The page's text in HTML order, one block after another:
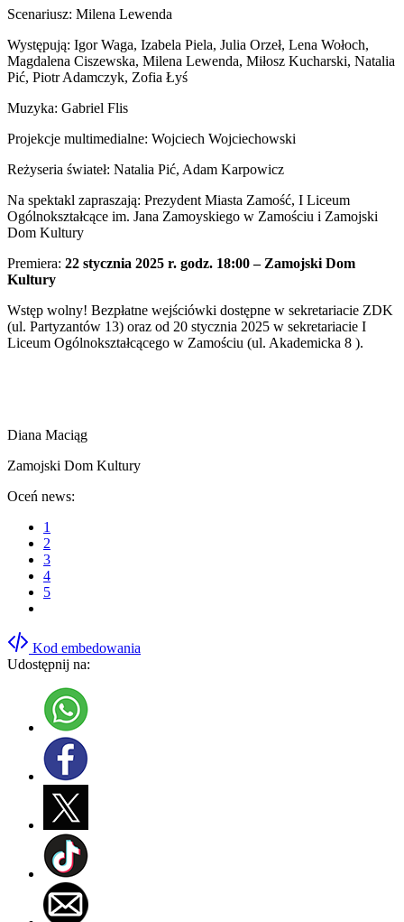
Scenariusz: Milena Lewenda
Występują: Igor Waga, Izabela Piela, Julia Orzeł, Lena Wołoch,
Magdalena Ciszewska, Milena Lewenda, Miłosz Kucharski, Natalia
Pić, Piotr Adamczyk, Zofia Łyś
Muzyka: Gabriel Flis
Projekcje multimedialne: Wojciech Wojciechowski
Reżyseria świateł: Natalia Pić, Adam Karpowicz
Na spektakl zapraszają: Prezydent Miasta Zamość, I Liceum
Ogólnokształcące im. Jana Zamoyskiego w Zamościu i Zamojski
Dom Kultury
Premiera: 22 stycznia 2025 r. godz. 18:00 – Zamojski Dom
Kultury
Wstęp wolny! Bezpłatne wejściówki dostępne w sekretariacie ZDK
(ul. Partyzantów 13) oraz od 20 stycznia 2025 w sekretariacie I
Liceum Ogólnokształcącego w Zamościu (ul. Akademicka 8 ).
Diana Maciąg
Zamojski Dom Kultury
Oceń news:
1
2
3
4
5
Kod embedowania
Udostępnij na: